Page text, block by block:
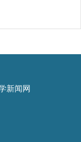
新闻网